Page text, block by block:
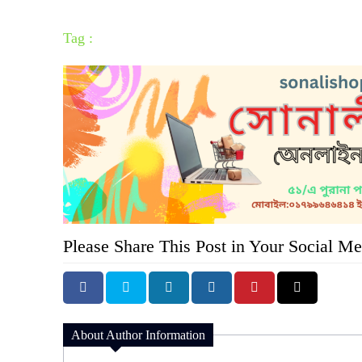
Tag :
Please Share This Post in Your Social
About Author Information